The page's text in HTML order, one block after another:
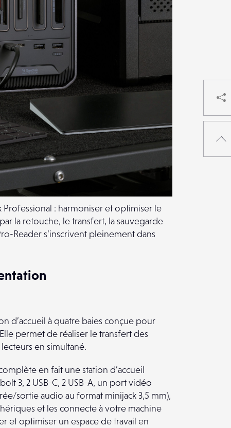
: harmoniser et optimiser le
la retouche, le transfert, la sauvegarde
Reader s’inscrivent pleinement dans
d’accueil à quatre baies conçue pour
permet de réaliser le transfert des
en simultané.
en fait une station d’accueil
3, 2 USB-C, 2 USB-A, un port vidéo
sortie audio au format minijack 3,5 mm),
et les connecte à votre machine
et optimiser un espace de travail en